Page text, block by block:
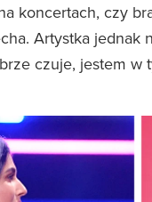
koncertach, czy
Artystka jednak
czuje, jestem w